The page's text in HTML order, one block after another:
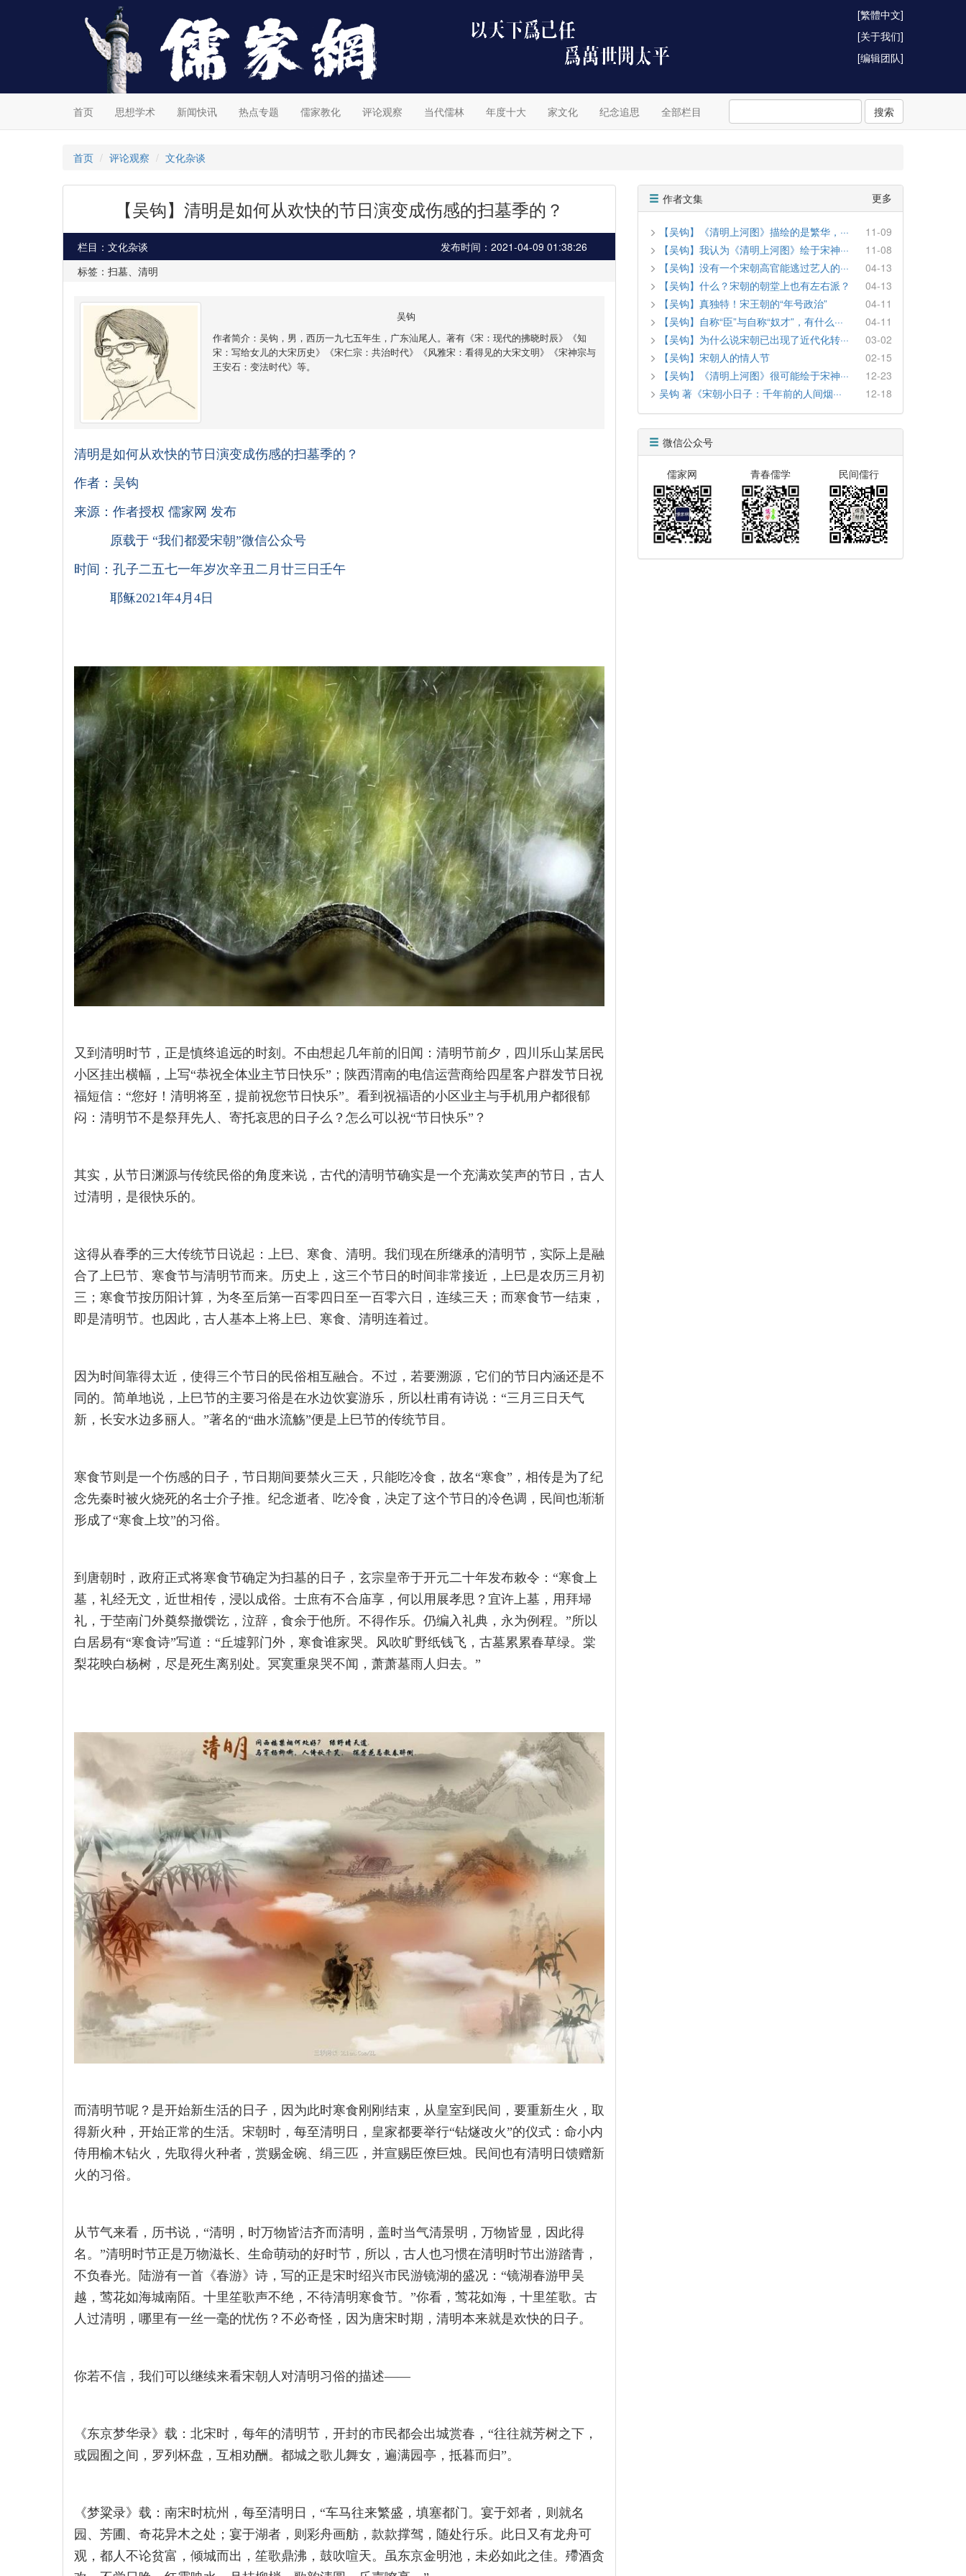
[繁體中文]
[关于我们]
[编辑团队]
首页 思想学术 新闻快讯 热点专题 儒家教化 评论观察 当代儒林 年度十大 家文化 纪念追思 全部栏目 搜索
首页 评论观察 文化杂谈
【吴钩】清明是如何从欢快的节日演变成伤感的扫墓季的？
栏目：文化杂谈
发布时间：2021-04-09 01:38:26
标签：扫墓、清明
吴钩
作者简介：吴钩，男，西历一九七五年生，广东汕尾人。著有《宋：现代的拂晓时辰》《知
宋：写给女儿的大宋历史》《宋仁宗：共治时代》《风雅宋：看得见的大宋文明》《宋神宗与
王安石：变法时代》等。
清明是如何从欢快的节日演变成伤感的扫墓季的？
作者：吴钩
来源：作者授权 儒家网 发布
原载于 “我们都爱宋朝”微信公众号
时间：孔子二五七一年岁次辛丑二月廿三日壬午
耶稣2021年4月4日
又到清明时节，正是慎终追远的时刻。不由想起几年前的旧闻：清明节前夕，四川乐山某居民
小区挂出横幅，上写“恭祝全体业主节日快乐”；陕西渭南的电信运营商给四星客户群发节日祝
福短信：“您好！清明将至，提前祝您节日快乐”。看到祝福语的小区业主与手机用户都很郁
闷：清明节不是祭拜先人、寄托哀思的日子么？怎么可以祝“节日快乐”？
其实，从节日渊源与传统民俗的角度来说，古代的清明节确实是一个充满欢笑声的节日，古人
过清明，是很快乐的。
这得从春季的三大传统节日说起：上巳、寒食、清明。我们现在所继承的清明节，实际上是融
合了上巳节、寒食节与清明节而来。历史上，这三个节日的时间非常接近，上巳是农历三月初
三；寒食节按历阳计算，为冬至后第一百零四日至一百零六日，连续三天；而寒食节一结束，
即是清明节。也因此，古人基本上将上巳、寒食、清明连着过。
因为时间靠得太近，使得三个节日的民俗相互融合。不过，若要溯源，它们的节日内涵还是不
同的。简单地说，上巳节的主要习俗是在水边饮宴游乐，所以杜甫有诗说：“三月三日天气
新，长安水边多丽人。”著名的“曲水流觞”便是上巳节的传统节目。
寒食节则是一个伤感的日子，节日期间要禁火三天，只能吃冷食，故名“寒食”，相传是为了纪
念先秦时被火烧死的名士介子推。纪念逝者、吃冷食，决定了这个节日的冷色调，民间也渐渐
形成了“寒食上坟”的习俗。
到唐朝时，政府正式将寒食节确定为扫墓的日子，玄宗皇帝于开元二十年发布敕令：“寒食上
墓，礼经无文，近世相传，浸以成俗。士庶有不合庙享，何以用展孝思？宜许上墓，用拜埽
礼，于茔南门外奠祭撤馔讫，泣辞，食余于他所。不得作乐。仍编入礼典，永为例程。”所以
白居易有“寒食诗”写道：“丘墟郭门外，寒食谁家哭。风吹旷野纸钱飞，古墓累累春草绿。棠
梨花映白杨树，尽是死生离别处。冥寞重泉哭不闻，萧萧墓雨人归去。”
而清明节呢？是开始新生活的日子，因为此时寒食刚刚结束，从皇室到民间，要重新生火，取
得新火种，开始正常的生活。宋朝时，每至清明日，皇家都要举行“钻燧改火”的仪式：命小内
侍用榆木钻火，先取得火种者，赏赐金碗、绢三匹，并宣赐臣僚巨烛。民间也有清明日馈赠新
火的习俗。
从节气来看，历书说，“清明，时万物皆洁齐而清明，盖时当气清景明，万物皆显，因此得
名。”清明时节正是万物滋长、生命萌动的好时节，所以，古人也习惯在清明时节出游踏青，
不负春光。陆游有一首《春游》诗，写的正是宋时绍兴市民游镜湖的盛况：“镜湖春游甲吴
越，莺花如海城南陌。十里笙歌声不绝，不待清明寒食节。”你看，莺花如海，十里笙歌。古
人过清明，哪里有一丝一毫的忧伤？不必奇怪，因为唐宋时期，清明本来就是欢快的日子。
你若不信，我们可以继续来看宋朝人对清明习俗的描述——
《东京梦华录》载：北宋时，每年的清明节，开封的市民都会出城赏春，“往往就芳树之下，
或园囿之间，罗列杯盘，互相劝酬。都城之歌儿舞女，遍满园亭，抵暮而归”。
《梦粱录》载：南宋时杭州，每至清明日，“车马往来繁盛，填塞都门。宴于郊者，则就名
园、芳圃、奇花异木之处；宴于湖者，则彩舟画舫，款款撑驾，随处行乐。此日又有龙舟可
观，都人不论贫富，倾城而出，笙歌鼎沸，鼓吹喧天。虽东京金明池，未必如此之佳。殢酒贪
作者文集 更多
【吴钩】《清明上河图》描绘的是繁华，···
11-09
【吴钩】我认为《清明上河图》绘于宋神···
11-08
【吴钩】没有一个宋朝高官能逃过艺人的···
04-13
【吴钩】什么？宋朝的朝堂上也有左右派？
04-13
【吴钩】真独特！宋王朝的“年号政治”
04-11
【吴钩】自称“臣”与自称“奴才”，有什么···
04-11
【吴钩】为什么说宋朝已出现了近代化转···
03-02
【吴钩】宋朝人的情人节
02-15
【吴钩】《清明上河图》很可能绘于宋神···
12-23
吴钩 著《宋朝小日子：千年前的人间烟···
12-18
微信公众号
儒家网 青春儒学 民间儒行